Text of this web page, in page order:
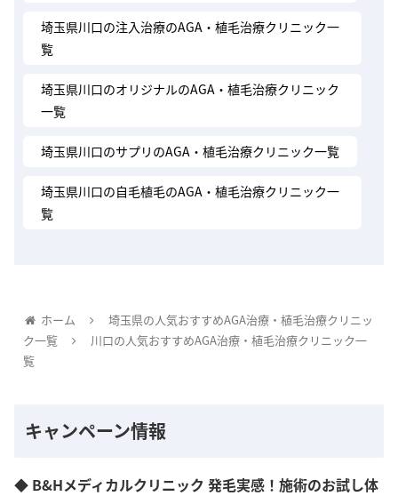
埼玉県川口の注入治療のAGA・植毛治療クリニック一
覧
埼玉県川口のオリジナルのAGA・植毛治療クリニック
一覧
埼玉県川口のサプリのAGA・植毛治療クリニック一覧
埼玉県川口の自毛植毛のAGA・植毛治療クリニック一
覧
ホーム
埼玉県の人気おすすめAGA治療・植毛治療クリニッ
ク一覧
川口の人気おすすめAGA治療・植毛治療クリニック一
覧
キャンペーン情報
◆ B&Hメディカルクリニック 発毛実感！施術のお試し体